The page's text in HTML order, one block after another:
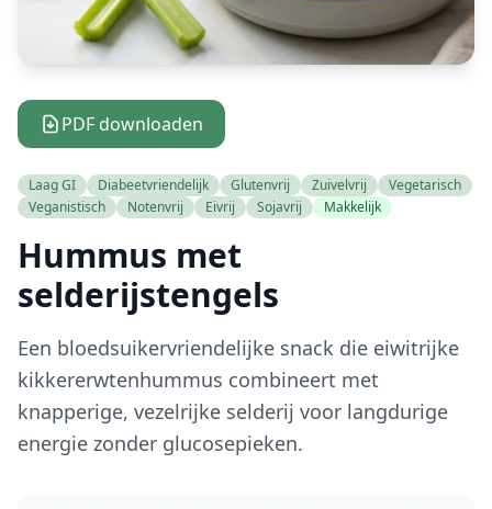
PDF downloaden
Laag GI Diabeetvriendelijk Glutenvrij Zuivelvrij
Vegetarisch
Veganistisch
Notenvrij Eivrij Sojavrij Makkelijk
Hummus met
selderijstengels
Een bloedsuikervriendelijke snack die eiwitrijke
kikkererwtenhummus combineert met
knapperige, vezelrijke selderij voor langdurige
energie zonder glucosepieken.